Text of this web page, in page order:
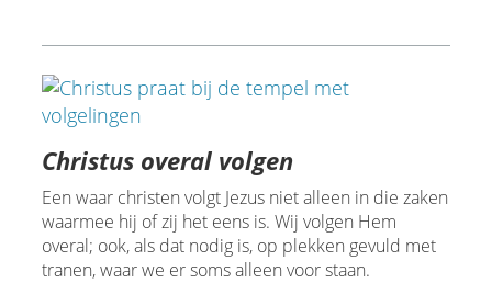
Christus overal volgen
Een waar christen volgt Jezus niet alleen in die zaken
waarmee hij of zij het eens is. Wij volgen Hem
overal; ook, als dat nodig is, op plekken gevuld met
tranen, waar we er soms alleen voor staan.